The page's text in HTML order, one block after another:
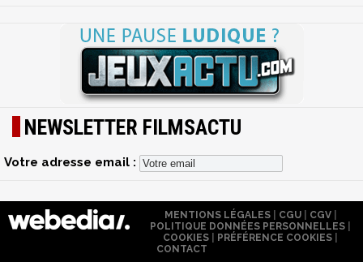
NEWSLETTER FILMSACTU
Votre adresse email :
MENTIONS LÉGALES| CGU| CGV|
POLITIQUE DONNÉES PERSONNELLES
COOKIES
PRÉFÉRENCE COOKIES
CONTACT